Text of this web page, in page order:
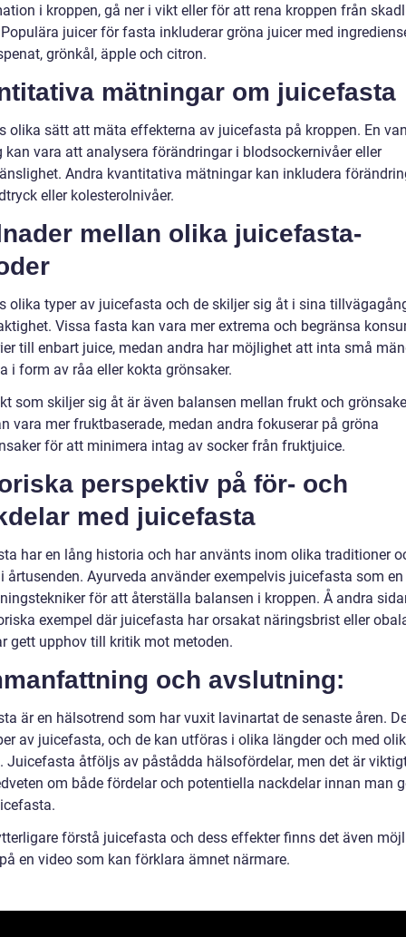
i kroppen, gå ner i vikt eller för att rena kroppen från
juicer för fasta inkluderar gröna juicer med
grönkål, äpple och citron.
mätningar om juicefasta
olika sätt att mäta effekterna av juicefasta på kroppen. En
kan vara att analysera förändringar i blodsockernivåer eller
Andra kvantitativa mätningar kan inkludera
eller kolesterolnivåer.
mellan olika juicefasta-
olika typer av juicefasta och de skiljer sig åt i sina
Vissa fasta kan vara mer extrema och begränsa
till enbart juice, medan andra har möjlighet att inta små
i form av råa eller kokta grönsaker.
som skiljer sig åt är även balansen mellan frukt och
vara mer fruktbaserade, medan andra fokuserar på gröna
för att minimera intag av socker från fruktjuice.
perspektiv på för- och
med juicefasta
har en lång historia och har använts inom olika traditioner
årtusenden. Ayurveda använder exempelvis juicefasta som
för att återställa balansen i kroppen. Å andra
exempel där juicefasta har orsakat näringsbrist eller
gett upphov till kritik mot metoden.
och avslutning:
är en hälsotrend som har vuxit lavinartat de senaste åren.
av juicefasta, och de kan utföras i olika längder och med
Juicefasta åtföljs av påstådda hälsofördelar, men det är
om både fördelar och potentiella nackdelar innan man
förstå juicefasta och dess effekter finns det även
en video som kan förklara ämnet närmare.